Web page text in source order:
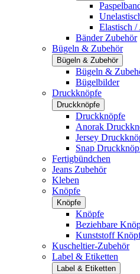
Elastisch /
Bänder Zubehör
Bügeln & Zubehör
Bügeln & Zubehör
Bügeln &
Bügelbilder
Druckknöpfe
Druckknöpfe
Druckknöpfe
Anorak
Jersey
Snap
Fertigbündchen
Jeans Zubehör
Kleben
Knöpfe
Knöpfe
Knöpfe
Beziehbare
Kunststoff
Kuscheltier-Zubehör
Label & Etiketten
Label & Etiketten